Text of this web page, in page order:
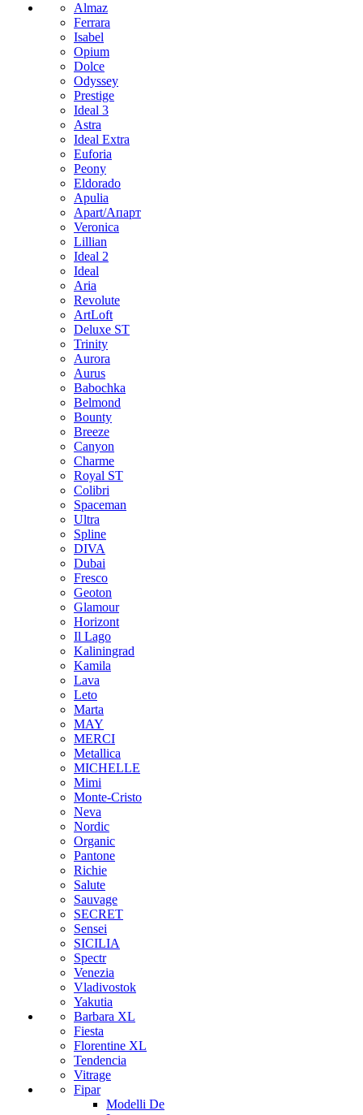
Almaz
Ferrara
Isabel
Opium
Dolce
Odyssey
Prestige
Ideal 3
Astra
Ideal Extra
Euforia
Peony
Eldorado
Apulia
Apart/Апарт
Veronica
Lillian
Ideal 2
Ideal
Aria
Revolute
ArtLoft
Deluxe ST
Trinity
Aurora
Aurus
Babochka
Belmond
Bounty
Breeze
Canуon
Charme
Royal ST
Colibri
Spaceman
Ultra
Spline
DIVA
Dubai
Fresco
Geoton
Glamour
Horizont
Il Lago
Kaliningrad
Kamila
Lava
Leto
Marta
MAY
MERCI
Metallica
MICHELLE
Mimi
Monte-Cristo
Neva
Nordic
Organic
Pantone
Richie
Salute
Sauvage
SECRET
Sensei
SICILIA
Spectr
Venezia
Vladivostok
Yakutia
Barbara XL
Fiesta
Florentine XL
Tendencia
Vitrage
Fipar
Modelli De